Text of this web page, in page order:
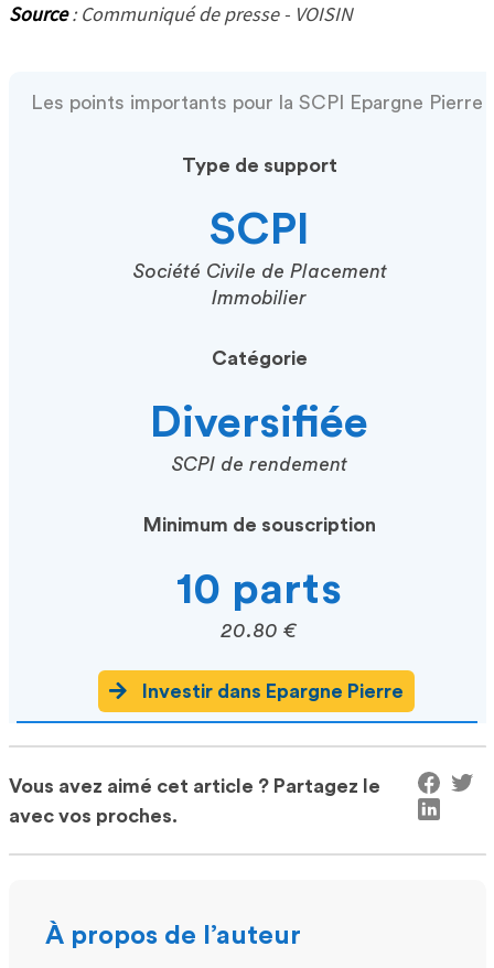
Source: Communiqué de presse - VOISIN
Les points importants pour la SCPI Epargne Pierre
Type de support
SCPI
Société Civile de Placement
Immobilier
Catégorie
Diversifiée
SCPI de rendement
Minimum de souscription
10 parts
20.80 €
Investir dans Epargne Pierre
Vous avez aimé cet article ? Partagez le
avec vos proches.
À propos de l’auteur